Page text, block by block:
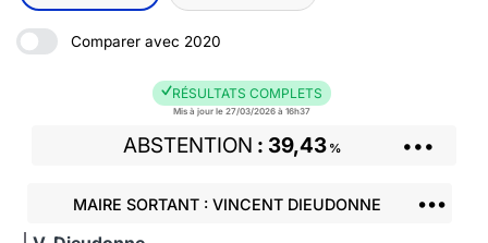
Comparer avec 2020
RÉSULTATS COMPLETS
Mis à jour le 27/03/2026 à 16h37
ABSTENTION 39,43 % •••
MAIRE SORTANT : VINCENT DIEUDONNE •••